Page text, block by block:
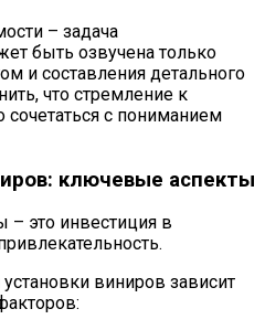
– задача
быть озвучена только
и составления детального
что стремление к
с пониманием
ключевые аспекты
– это инвестиция в
виниров зависит